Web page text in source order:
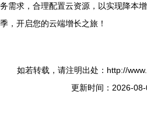
务需求，合理配置云资源，以实现降本
季，开启您的云端增长之旅！
如若转载，请注明出处：http://
更新时间：2026-